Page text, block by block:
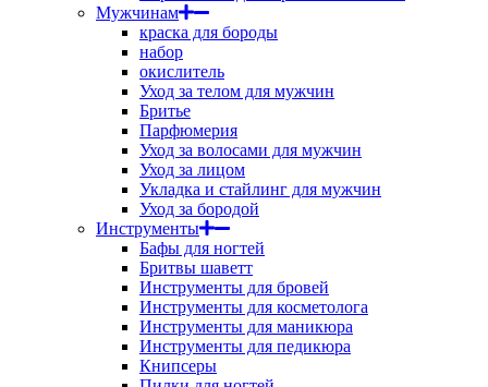
Мужчинам
краска для бороды
набор
окислитель
Уход за телом для мужчин
Бритье
Парфюмерия
Уход за волосами для мужчин
Уход за лицом
Укладка и стайлинг для мужчин
Уход за бородой
Инструменты
Бафы для ногтей
Бритвы шаветт
Инструменты для бровей
Инструменты для косметолога
Инструменты для маникюра
Инструменты для педикюра
Книпсеры